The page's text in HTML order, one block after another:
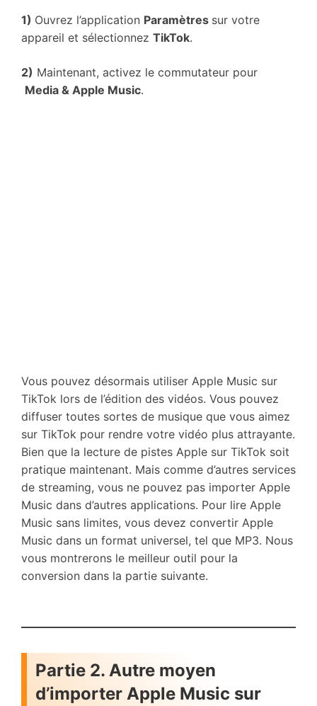
1) Ouvrez l’application Paramètres sur votre
appareil et sélectionnez TikTok.
2) Maintenant, activez le commutateur pour
Media & Apple Music.
Vous pouvez désormais utiliser Apple Music sur
TikTok lors de l’édition des vidéos. Vous pouvez
diffuser toutes sortes de musique que vous aimez
sur TikTok pour rendre votre vidéo plus attrayante.
Bien que la lecture de pistes Apple sur TikTok soit
pratique maintenant. Mais comme d’autres services
de streaming, vous ne pouvez pas importer Apple
Music dans d’autres applications. Pour lire Apple
Music sans limites, vous devez convertir Apple
Music dans un format universel, tel que MP3. Nous
vous montrerons le meilleur outil pour la
conversion dans la partie suivante.
Partie 2. Autre moyen
d’importer Apple Music sur